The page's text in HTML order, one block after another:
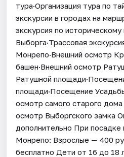
тура·Организация тура по
экскурсии в городах на
экскурсия по
Выборга·Трассовая
Монрепо·Внешний осмотр
башен·Внешний осмотр
Ратушной
площади·Посещение
осмотр самого старого дома
осмотр Выборгского замка
дополнительно При посадке
Монрепо: Взрослые — 400
бесплатно Дети от 16 до 18